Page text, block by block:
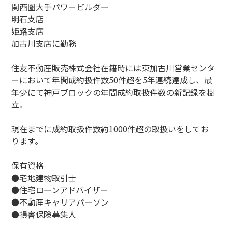
関西圏大手パワービルダー
明石支店
姫路支店
加古川支店に勤務
住友不動産販売株式会社在籍時には東加古川営業センタ
ーにおいて年間成約扱件数50件超を5年連続達成し、最
年少にて神戸ブロックの年間成約取扱件数の新記録を樹
立。
現在までに成約取扱件数約1000件超の取扱いをしてお
ります。
保有資格
●宅地建物取引士
●住宅ローンアドバイザー
●不動産キャリアパーソン
●損害保険募集人